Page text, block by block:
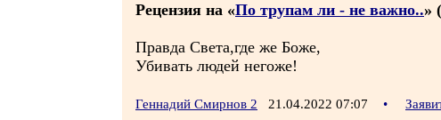
Рецензия на «По трупам ли - не важно..» (
Правда Света,где же Боже,
Убивать людей негоже!
Геннадий Смирнов 2 21.04.2022 07:07 •